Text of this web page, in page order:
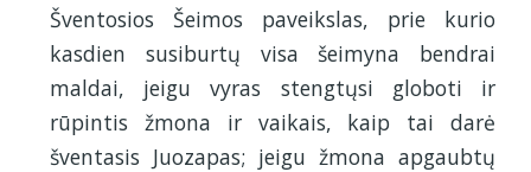
Šventosios Šeimos paveikslas, prie kurio
kasdien susiburtų visa šeimyna bendrai
maldai, jeigu vyras stengtųsi globoti ir
rūpintis žmona ir vaikais, kaip tai darė
šventasis Juozapas; jeigu žmona apgaubtų